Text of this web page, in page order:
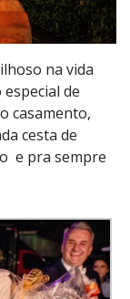
na vida
de
casamento,
cesta de
e pra sempre